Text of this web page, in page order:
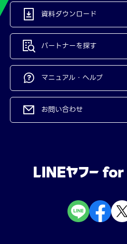
資料ダウンロード
パートナーを探す
マニュアル・ヘルプ
お問い合わせ